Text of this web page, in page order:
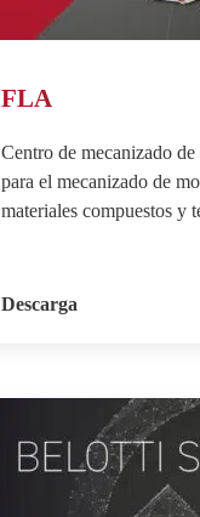
FLA
Centro de mecanizado
para el mecanizado de
materiales compuestos y
Descarga